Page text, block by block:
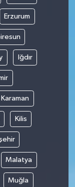
Erzurum
Iğdır
Karaman
Kilis
Malatya
Muğla